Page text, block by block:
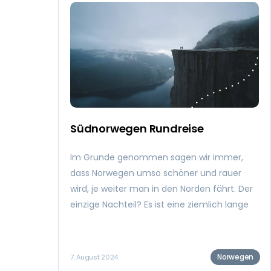
Europa verteilt sind und sich perfekt für
einen günstigen Last-Minute-Urlaub eignen.
Finde heraus, welcher am besten zu dir
Südnorwegen Rundreise
Im Grunde genommen sagen wir immer,
dass Norwegen umso schöner und rauer
wird, je weiter man in den Norden fährt. Der
einzige Nachteil? Es ist eine ziemlich lange
empfehlen wir dir das skandinavische
Hochland in Südnorwegen. Entdecke hier
7. August 2024 Norwegen